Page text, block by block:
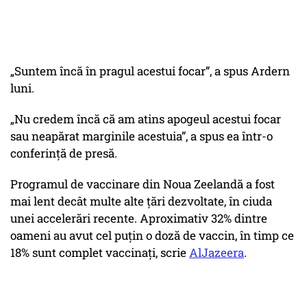
„Suntem încă în pragul acestui focar”, a spus Ardern
luni.
„Nu credem încă că am atins apogeul acestui focar
sau neapărat marginile acestuia”, a spus ea într-o
conferință de presă.
Programul de vaccinare din Noua Zeelandă a fost
mai lent decât multe alte țări dezvoltate, în ciuda
unei accelerări recente. Aproximativ 32% dintre
oameni au avut cel puțin o doză de vaccin, în timp ce
18% sunt complet vaccinați, scrieAlJazeera.